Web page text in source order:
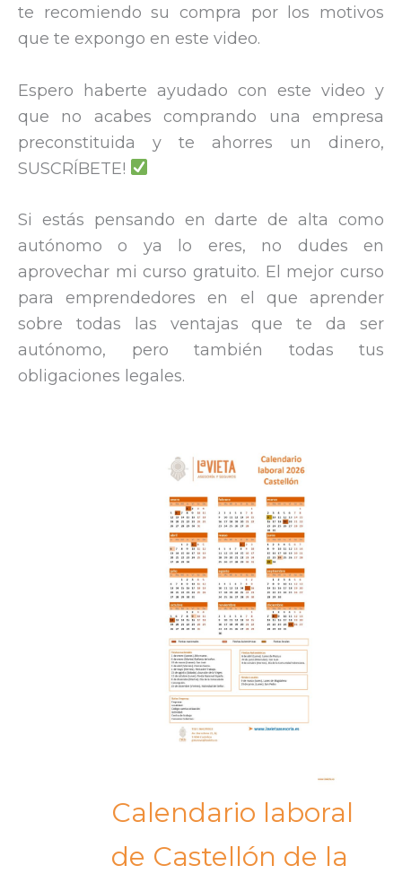
te recomiendo su compra por los motivos
que te expongo en este video.
Espero haberte ayudado con este video y
que no acabes comprando una empresa
preconstituida y te ahorres un dinero,
SUSCRÍBETE!
Si estás pensando en darte de alta como
autónomo o ya lo eres, no dudes en
aprovechar mi curso gratuito. El mejor curso
para emprendedores en el que aprender
sobre todas las ventajas que te da ser
autónomo, pero también todas tus
obligaciones legales.
Calendario laboral
de Castellón de la